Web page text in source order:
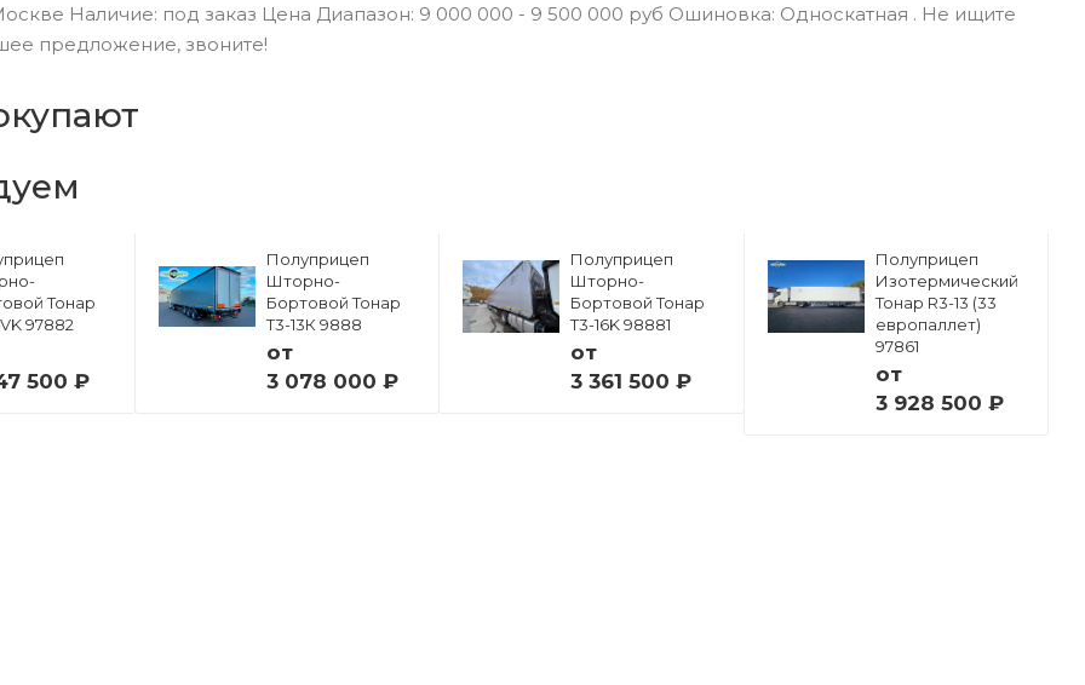
Наличие: под заказ Цена Диапазон: 9 000 000 - 9 500 000 руб Ошиновка: Односкатная . Не ищите
предложение, звоните!
Тонар
97882
500 ₽
Полуприцеп
Шторно-
Бортовой Тонар
Т3-13К 9888
от
3 078 000 ₽
Полуприцеп
Шторно-
Бортовой Тонар
Т3-16K 98881
от
3 361 500 ₽
Полуприцеп
Изотермический
Тонар R3-13 (33
европаллет)
97861
от
3 928 500 ₽